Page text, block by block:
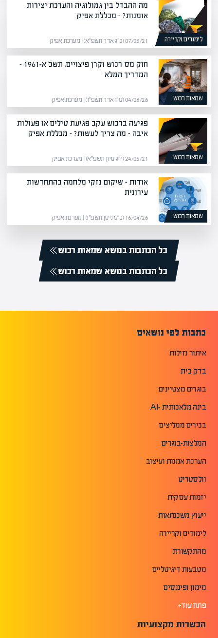
לימודים וקריירה
מה ההבדל בין גמולוגיה והערכת יצירות
אומנות? – מכללת אפיק
07/03/21 (כ״ג אדר תשפ״א) | מערכת אפיק
שמאות רכוש
חוק מס רכוש וקרן פיצויים, תשכ"א-1961 –
המדריך המלא
04/03/26 (ט״ו אדר תשפ״ו) | מערכת אפיק
שמאות רכוש
פגיעה ברכוש עקב פגיעת טילים או פעולות
איבה – מה צריך לעשות? – מכללת אפיק
24/05/21 (י״ג סיון תשפ״א) | מערכת אפיק
שמאות רכוש
אודות – שיקום נזקי מלחמה בהתחדשות
עירונית
16/04/26 (כ״ט ניסן תשפ״ו) | מערכת אפיק
כל הכתבות בנושא שמאות רכוש
כל הכתבות בנושא שמאות רכוש
כתבות לפי נושאים
איתור נזילות
בדק בית
בוגרים מצטיינים
בינה מלאכותית -AI
בכירים ממליצים
המלצות-בוגרים
הערכת אמנות ועיצוב
וולסטריט
יזמות עסקית
ייעוץ משכנתאות
לימודים וקריירה
מהתקשורת
מטבעות דיגיטליים
מימון ופיננסים
פתח עוד+
הכשרות מקצועיות